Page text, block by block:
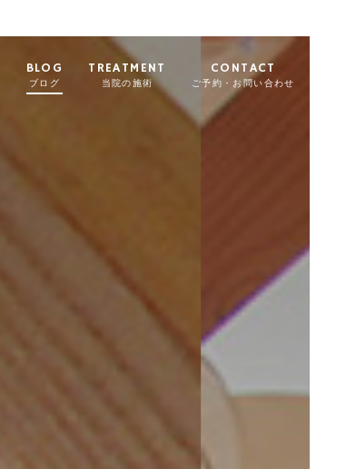
BLOG
ブログ
TREATMENT
当院の施術
CONTACT
ご予約・お問い合わせ